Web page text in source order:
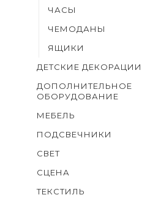
ЧАСЫ
ЧЕМОДАНЫ
ЯЩИКИ
ДЕТСКИЕ ДЕКОРАЦИИ
ДОПОЛНИТЕЛЬНОЕ
ОБОРУДОВАНИЕ
МЕБЕЛЬ
ПОДСВЕЧНИКИ
СВЕТ
СЦЕНА
ТЕКСТИЛЬ